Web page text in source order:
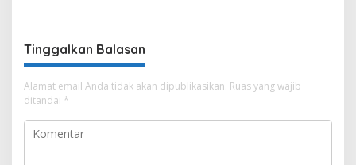
Tinggalkan Balasan
Alamat email Anda tidak akan dipublikasikan. Ruas yang wajib
ditandai *